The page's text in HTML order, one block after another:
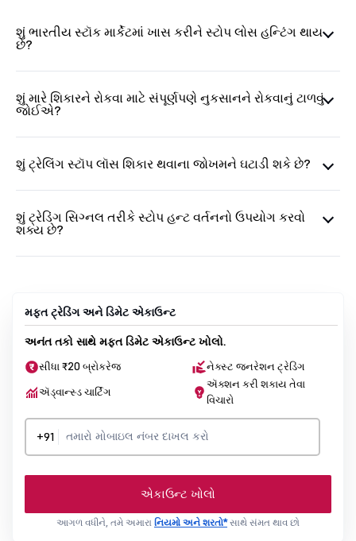
શું ભારતીય સ્ટૉક માર્કેટમાં ખાસ કરીને સ્ટોપ લોસ હન્ટિંગ થાય
છે?
શું મારે શિકારને રોકવા માટે સંપૂર્ણપણે નુકસાનને રોકવાનું ટાળવું
જોઈએ?
શું ટ્રેલિંગ સ્ટૉપ લૉસ શિકાર થવાના જોખમને ઘટાડી શકે છે?
શું ટ્રેડિંગ સિગ્નલ તરીકે સ્ટોપ હન્ટ વર્તનનો ઉપયોગ કરવો
શક્ય છે?
મફત ટ્રેડિંગ અને ડિમેટ એકાઉન્ટ
અનંત તકો સાથે મફત ડિમેટ એકાઉન્ટ ખોલો.
સીધા ₹20 બ્રોકરેજ
નેક્સ્ટ જનરેશન ટ્રેડિંગ
ઍડ્વાન્સ્ડ ચાર્ટિંગ
ઍક્શન કરી શકાય તેવા
વિચારો
+91
એકાઉન્ટ ખોલો
આગળ વધીને, તમે અમારા નિયમો અને શરતો*સાથે સંમત થાવ છો